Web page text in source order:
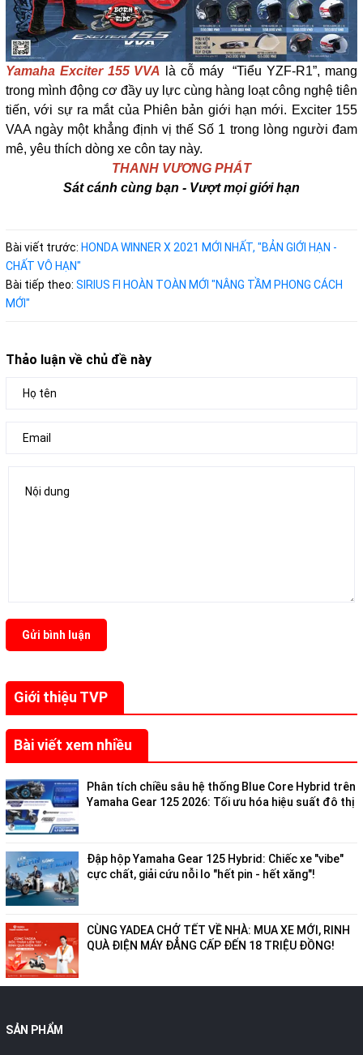
Giới thiệu TVP
Bài viết xem nhiều
Phân tích chiều sâu hệ thống Blue Core Hybrid trên
Yamaha Gear 125 2026: Tối ưu hóa hiệu suất đô thị
Đập hộp Yamaha Gear 125 Hybrid: Chiếc xe "vibe"
cực chất, giải cứu nỗi lo "hết pin - hết xăng"!
CÙNG YADEA CHỞ TẾT VỀ NHÀ: MUA XE MỚI, RINH
QUÀ ĐIỆN MÁY ĐẲNG CẤP ĐẾN 18 TRIỆU ĐỒNG!
Yamaha Exciter 155 VVA
là cỗ máy “Tiểu YZF-R1”, mang
trong mình động cơ đầy uy lực cùng hàng loạt công nghệ tiên
tiến, với sự ra mắt của Phiên bản giới hạn mới. Exciter 155
VAA ngày một khẳng định vị thế Số 1 trong lòng người đam
mê, yêu thích dòng xe côn tay này.
THANH VƯƠNG PHÁT
Sát cánh cùng bạn - Vượt mọi giới hạn
Bài viết trước: HONDA WINNER X 2021 MỚI NHẤT, "BẢN GIỚI HẠN -
CHẤT VÔ HẠN"
Bài tiếp theo: SIRIUS FI HOÀN TOÀN MỚI "NÂNG TẦM PHONG CÁCH
MỚI"
Thảo luận về chủ đề này
Gửi bình luận
SẢN PHẨM